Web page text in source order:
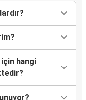
hangi